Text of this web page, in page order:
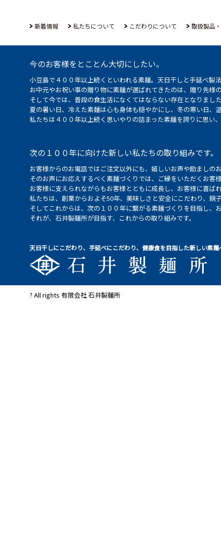
新着情報 私たちについて こだわりについて 取扱製品
今のお客様をとことん大切にしたい。
小豆島で４００年以上続くといわれる素麺。天日干しと手延べ
お中元やお祝い事の贈り物に素麺が選ばれてきたのは、贈り先
そして今では、普段の食生活になくてはならない存在となりまし
夏の暑い日、冷えた素麺は心も身体も穏やかにし、冬の寒い日
私たちは４００年以上続く思いやりの詰まった素麺を誇りに思
次の１００年に向けた新しい私たちの取り組みです。
お客様からのお電話ではご注文以外にも、嬉しいお声や励まし
そのお声にお応えするべく素麺づくりでは、ご縁をいただくお
お客様に支えられながらもお客様とともに成長し、お客様に喜ば
私たちは、創業からおよそ50年、美味しさと安全にこだわり、
そしてこれからは、次の１００年に繋がる素麺づくりを目指し
それが、石井製麺所が目指す、これからの取り組みです。
天日干しにこだわり、手延べにこだわり、健康食を目指した新しい素麺
? All rights 有限会社 石井製麺所